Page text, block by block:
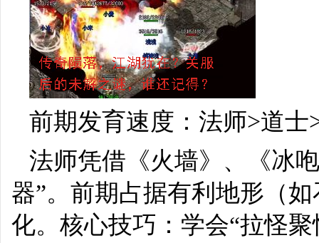
前期发育速度：法师>道士
法师凭借《火墙》、《冰
器”。前期占据有利地形（
化。核心技巧：学会“拉怪